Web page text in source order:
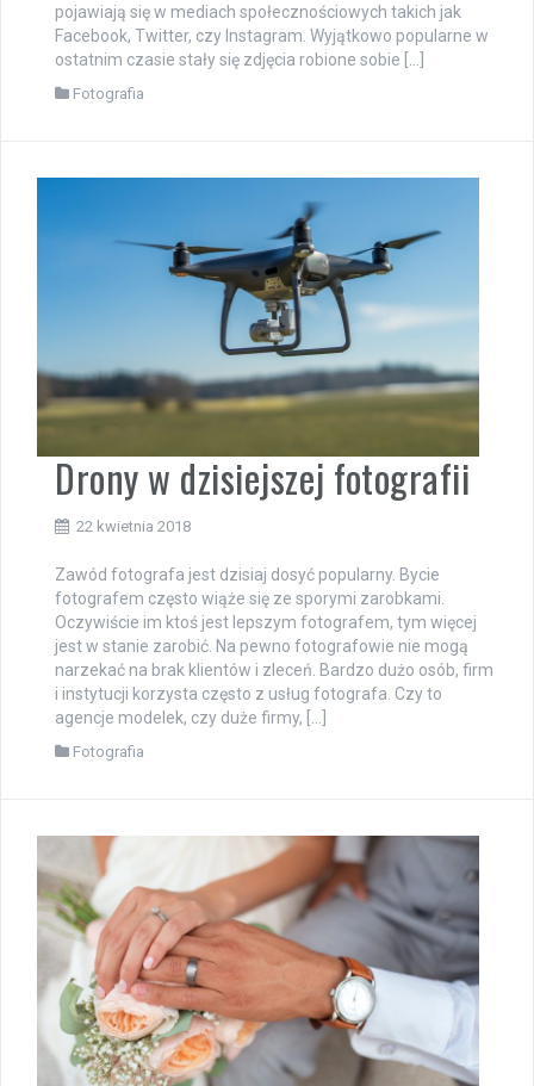
pojawiają się w mediach społecznościowych takich jak
Facebook, Twitter, czy Instagram. Wyjątkowo popularne w
ostatnim czasie stały się zdjęcia robione sobie […]
Fotografia
Drony w dzisiejszej fotografii
22 kwietnia 2018
Zawód fotografa jest dzisiaj dosyć popularny. Bycie
fotografem często wiąże się ze sporymi zarobkami.
Oczywiście im ktoś jest lepszym fotografem, tym więcej
jest w stanie zarobić. Na pewno fotografowie nie mogą
narzekać na brak klientów i zleceń. Bardzo dużo osób, firm
i instytucji korzysta często z usług fotografa. Czy to
agencje modelek, czy duże firmy, […]
Fotografia